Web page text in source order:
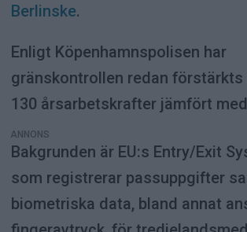
Berlinske.
Enligt Köpenhamnspolisen har
gränskontrollen redan förstärkts
130 årsarbetskrafter jämfört
ANNONS
Bakgrunden är EU:s Entry/Exit
som registrerar passuppgifter
biometriska data, bland annat